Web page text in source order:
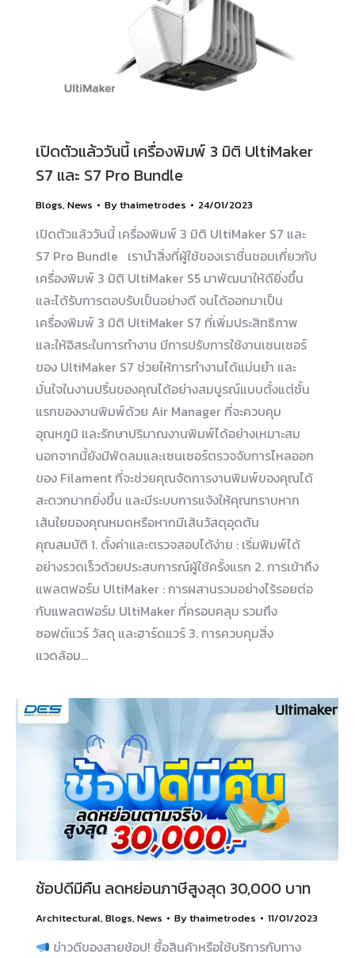
เปิดตัวแล้ววันนี้ เครื่องพิมพ์ 3 มิติ UltiMaker
S7 และ S7 Pro Bundle
Blogs, News Bythaimetrodes 24/01/2023
เปิดตัวแล้ววันนี้ เครื่องพิมพ์ 3 มิติ UltiMaker S7 และ
S7 Pro Bundle เรานำสิ่งที่ผู้ใช้ของเราชื่นชอบเกี่ยวกับ
เครื่องพิมพ์ 3 มิติ UltiMaker S5 มาพัฒนาให้ดียิ่งขึ้น
และได้รับการตอบรับเป็นอย่างดี จนได้ออกมาเป็น
เครื่องพิมพ์ 3 มิติ UltiMaker S7 ที่เพิ่มประสิทธิภาพ
และให้อิสระในการทำงาน มีการปรับการใช้งานเซนเซอร์
ของ UltiMaker S7 ช่วยให้การทำงานได้แม่นยำ และ
มั่นใจในงานปริ้นของคุณได้อย่างสมบูรณ์แบบตั้งแต่ชั้น
แรกของงานพิมพ์ด้วย Air Manager ที่จะควบคุม
อุณหภูมิ และรักษาปริมาณงานพิมพ์ได้อย่างเหมาะสม
นอกจากนี้ยังมีพัดลมและเซนเซอร์ตรวจจับการไหลออก
ของ Filament ที่จะช่วยคุณจัดการงานพิมพ์ของคุณได้
สะดวกมากยิ่งขึ้น และมีระบบการแจ้งให้คุณทราบหาก
เส้นใยของคุณหมดหรือหากมีเส้นวัสดุอุดตัน
คุณสมบัติ 1. ตั้งค่าและตรวจสอบได้ง่าย : เริ่มพิมพ์ได้
อย่างรวดเร็วด้วยประสบการณ์ผู้ใช้ครั้งแรก 2. การเข้าถึง
แพลตฟอร์ม UltiMaker : การผสานรวมอย่างไร้รอยต่อ
กับแพลตฟอร์ม UltiMaker ที่ครอบคลุม รวมถึง
ซอฟต์แวร์ วัสดุ และฮาร์ดแวร์ 3. การควบคุมสิ่ง
แวดล้อม…
ช้อปดีมีคืน ลดหย่อนภาษีสูงสุด 30,000 บาท
Architectural, Blogs, News Bythaimetrodes 11/01/2023
ข่าวดีของสายช้อป! ซื้อสินค้าหรือใช้บริการกับทาง